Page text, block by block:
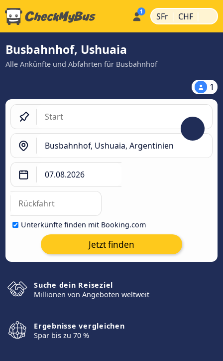
SFr | CHF |
Busbahnhof, Ushuaia
Alle Ankünfte und Abfahrten für Busbahnhof
1
Unterkünfte finden mit Booking.com
Jetzt finden
Suche dein Reiseziel
Millionen von Angeboten weltweit
Ergebnisse vergleichen
Spar bis zu 70 %